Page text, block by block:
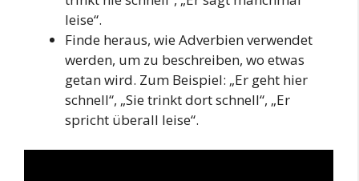
leise“.
Finde heraus, wie Adverbien verwendet
werden, um zu beschreiben, wo etwas
getan wird. Zum Beispiel: „Er geht hier
schnell“, „Sie trinkt dort schnell“, „Er
spricht überall leise“.